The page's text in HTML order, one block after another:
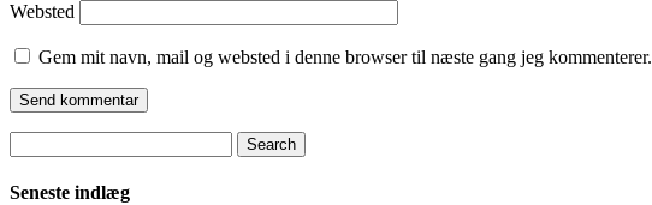
Websted
Gem mit navn, mail og websted i denne browser til næste gang jeg kommenterer.
for:
Seneste indlæg